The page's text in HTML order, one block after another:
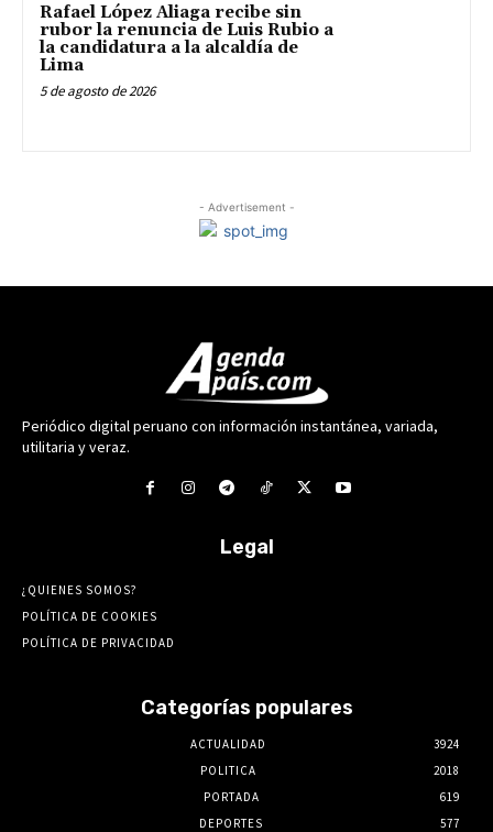
Rafael López Aliaga recibe sin
rubor la renuncia de Luis Rubio a
la candidatura a la alcaldía de
Lima
5 de agosto de 2026
- Advertisement -
Periódico digital peruano con información instantánea, variada,
utilitaria y veraz.
Legal
¿QUIENES SOMOS?
POLÍTICA DE COOKIES
POLÍTICA DE PRIVACIDAD
Categorías populares
ACTUALIDAD
3924
POLITICA
2018
PORTADA
619
DEPORTES
577